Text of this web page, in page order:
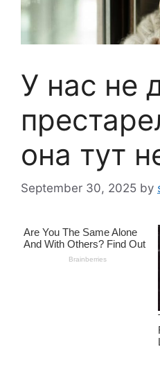
У нас не
она тут
September 30, 2025 by